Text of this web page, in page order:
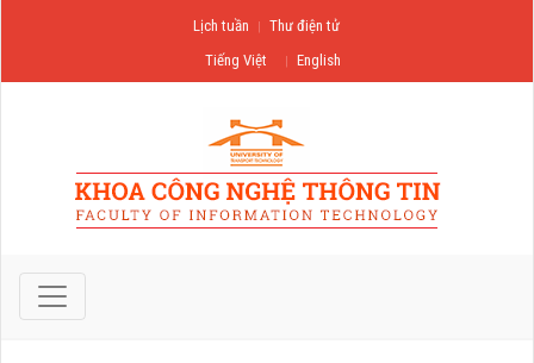
Lịch tuần
Thư điện tử
Tiếng Việt
English